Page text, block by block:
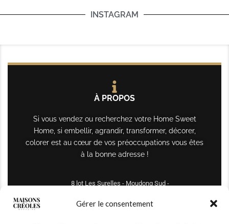
Gérer le consentement
INSTAGRAM
À PROPOS
Si vous vendez ou recherchez votre Home Sweet
Home, si embellir, agrandir, transformer, décorer,
colorer est au cœur de vos préoccupations vous êtes
à la bonne adresse !
8 lot Les Surelles - Moudong Sud -